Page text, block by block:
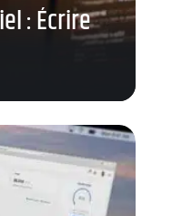
: Écrire